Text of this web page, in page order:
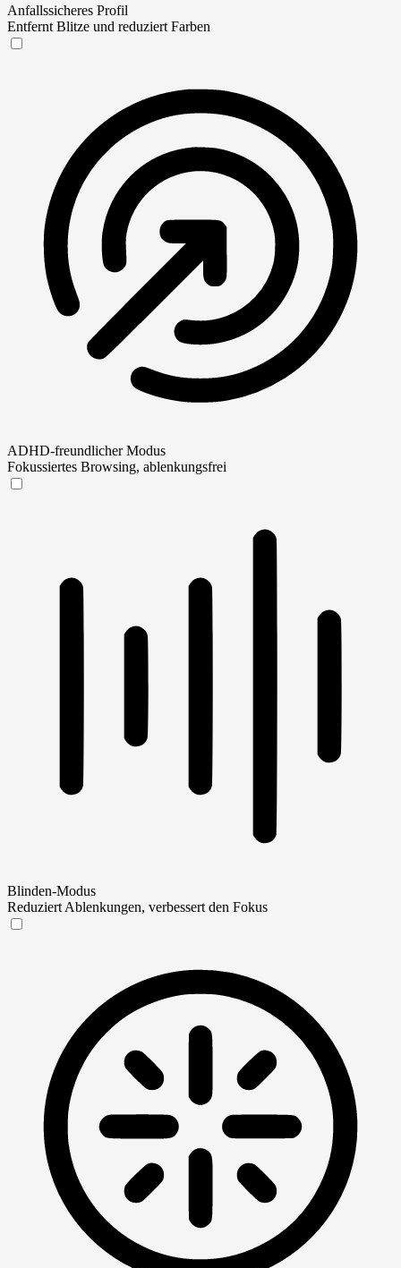
Anfallssicheres Profil
Entfernt Blitze und reduziert Farben
ADHD-freundlicher Modus
Fokussiertes Browsing, ablenkungsfrei
Blinden-Modus
Reduziert Ablenkungen, verbessert den Fokus